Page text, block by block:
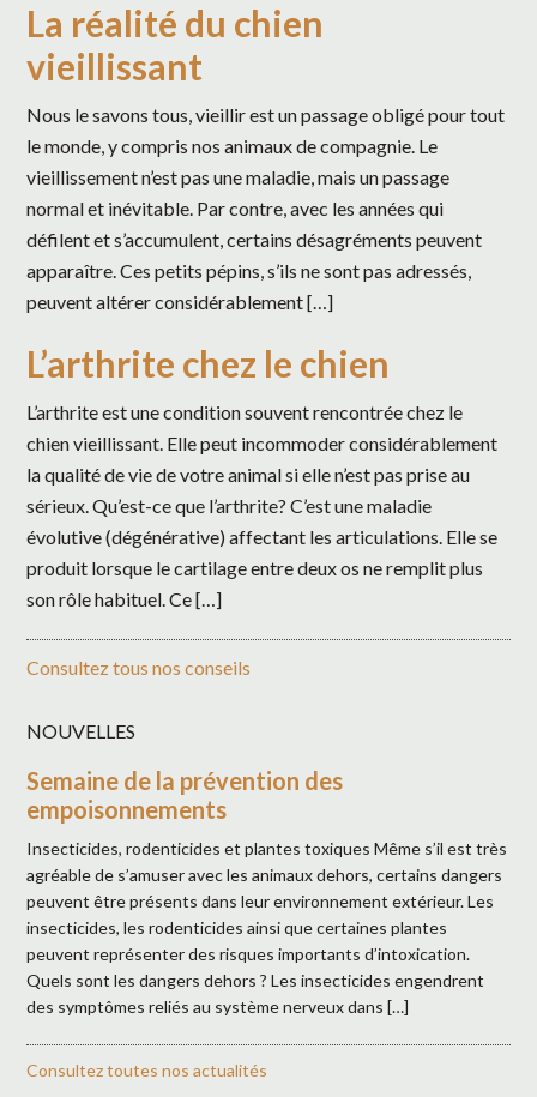
La réalité du chien
vieillissant
Nous le savons tous, vieillir est un passage obligé pour tout
le monde, y compris nos animaux de compagnie. Le
vieillissement n’est pas une maladie, mais un passage
normal et inévitable. Par contre, avec les années qui
défilent et s’accumulent, certains désagréments peuvent
apparaître. Ces petits pépins, s’ils ne sont pas adressés,
peuvent altérer considérablement […]
L’arthrite chez le chien
L’arthrite est une condition souvent rencontrée chez le
chien vieillissant. Elle peut incommoder considérablement
la qualité de vie de votre animal si elle n’est pas prise au
sérieux. Qu’est-ce que l’arthrite? C’est une maladie
évolutive (dégénérative) affectant les articulations. Elle se
produit lorsque le cartilage entre deux os ne remplit plus
son rôle habituel. Ce […]
Consultez tous nos conseils
NOUVELLES
Semaine de la prévention des
empoisonnements
Insecticides, rodenticides et plantes toxiques Même s’il est très
agréable de s’amuser avec les animaux dehors, certains dangers
peuvent être présents dans leur environnement extérieur. Les
insecticides, les rodenticides ainsi que certaines plantes
peuvent représenter des risques importants d’intoxication.
Quels sont les dangers dehors ? Les insecticides engendrent
des symptômes reliés au système nerveux dans […]
Consultez toutes nos actualités